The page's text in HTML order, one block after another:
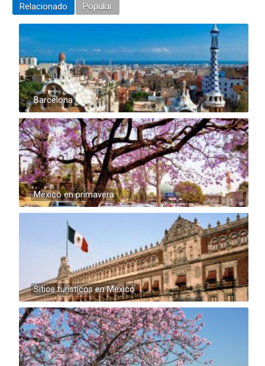
Relacionado Popular
Barcelona
México en primavera
Sitios turísticos en México